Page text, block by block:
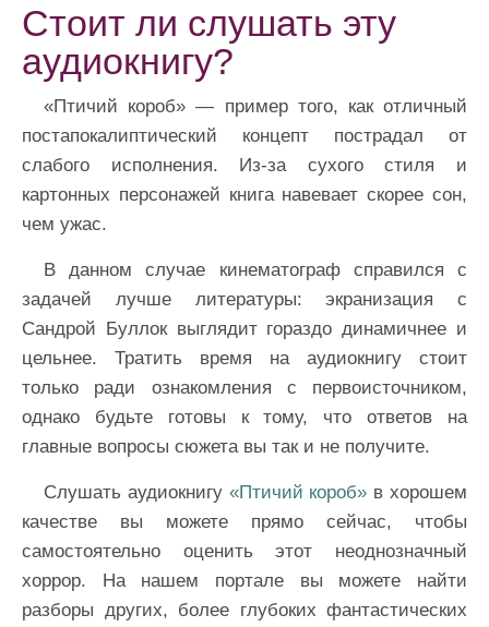
Стоит ли слушать эту
аудиокнигу?
«Птичий короб» — пример того, как отличный
постапокалиптический концепт пострадал от
слабого исполнения. Из-за сухого стиля и
картонных персонажей книга навевает скорее сон,
чем ужас.
В данном случае кинематограф справился с
задачей лучше литературы: экранизация с
Сандрой Буллок выглядит гораздо динамичнее и
цельнее. Тратить время на аудиокнигу стоит
только ради ознакомления с первоисточником,
однако будьте готовы к тому, что ответов на
главные вопросы сюжета вы так и не получите.
Слушать аудиокнигу «Птичий короб» в хорошем
качестве вы можете прямо сейчас, чтобы
самостоятельно оценить этот неоднозначный
хоррор. На нашем портале вы можете найти
разборы других, более глубоких фантастических